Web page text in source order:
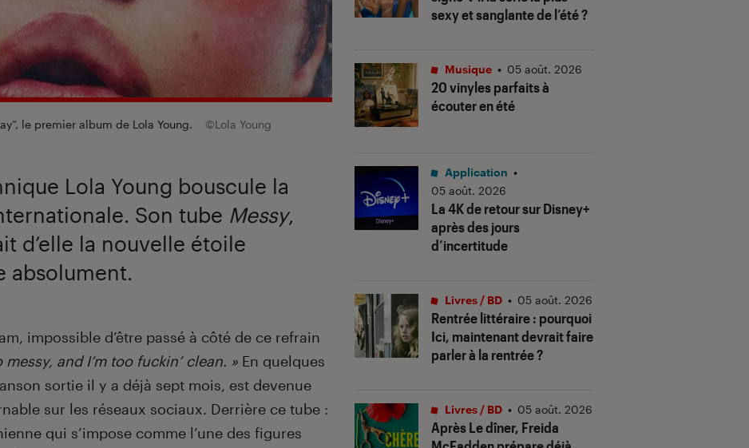
le premier album de Lola Young. ©Lola Young
Lola Young bouscule la
Son tube Messy,
d’elle la nouvelle étoile
absolument.
impossible d’être passé à côté de ce refrain
messy, and I’m too fuckin’ clean. » En quelques
sortie il y a déjà sept mois, est devenue
sur les réseaux sociaux. Derrière ce tube :
qui s’impose comme l’une des figures
sexy et sanglante de l’été ?
20 vinyles parfaits à
écouter en été
Musique • 05 août. 2026
La 4K de retour sur Disney+
après des jours
d’incertitude
Application •
05 août. 2026
Rentrée littéraire : pourquoi
Ici, maintenant devrait faire
parler à la rentrée ?
Livres / BD • 05 août. 2026
AprèsLe dîner, Freida
Livres / BD • 05 août. 2026